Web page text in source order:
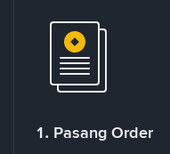
1. Pasang Order